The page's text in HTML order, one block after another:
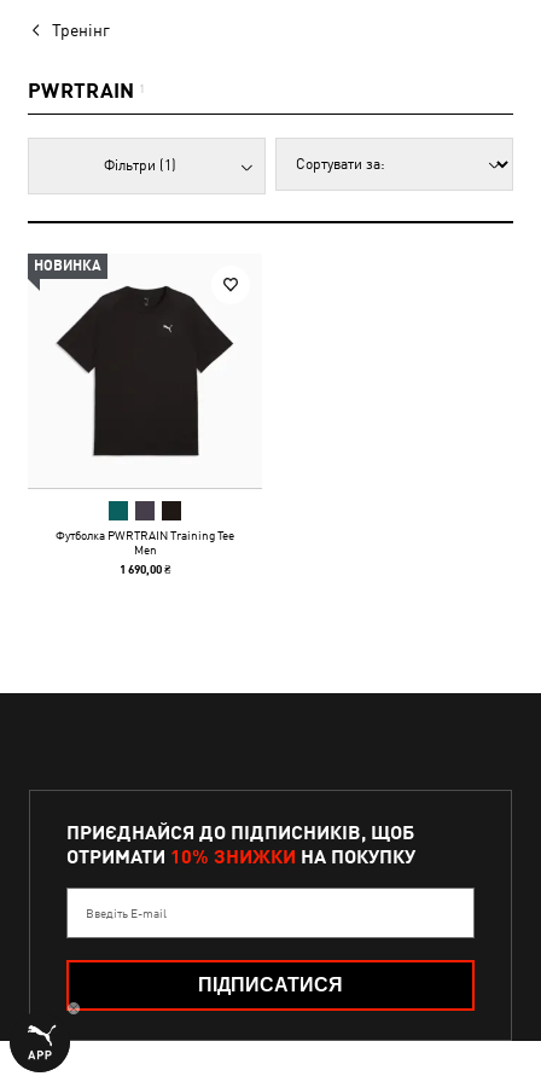
Тренінг
PWRTRAIN 1
Фільтри (1)
НОВИНКА
Футболка PWRTRAIN Training Tee
Men
1 690,00 ₴
ПРИЄДНАЙСЯ ДО ПІДПИСНИКІВ, ЩОБ
ОТРИМАТИ 10% ЗНИЖКИ НА ПОКУПКУ
Введіть E-mail
ПІДПИСАТИСЯ